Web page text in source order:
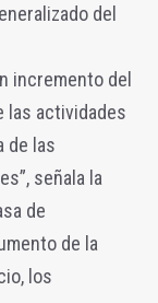
del
incremento del
las actividades
de las
señala la
de
de la
los